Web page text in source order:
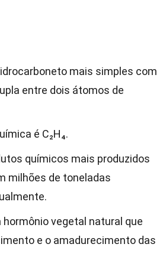
mais simples com
entre dois átomos de
é C₂H₄.
químicos mais produzidos
milhões de toneladas
hormônio vegetal natural que
e o amadurecimento das